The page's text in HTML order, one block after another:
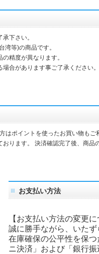
下さい。
湾等)の商品です。
精度が異なります。
合があります事ご了承ください。
はポイントを使ったお買い物もご
ります。 決済確認完了後、商品
お支払い方法
【お支払い方法の変更に
誠に勝手ながら、いた
在庫確保の公平性を保
ニ決済」および「銀行